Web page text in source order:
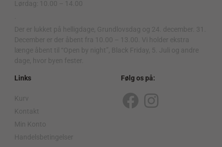
Lørdag: 10.00 – 14.00
Der er lukket på helligdage, Grundlovsdag og 24. december. 31.
December er der åbent fra 10.00 – 13.00. Vi holder ekstra
længe åbent til “Open by night”, Black Friday, 5. Juli og andre
dage, hvor byen fester.
Links
Kurv
Kontakt
Min Konto
Handelsbetingelser
Følg os på:
F
I